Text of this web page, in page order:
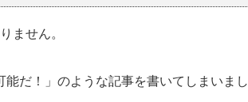
ません。
だ！」のような記事を書いてしまいまし